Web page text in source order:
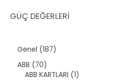
GÜÇ DEĞERLERİ
Genel 1871
ü
ABB 707
0
ABB KARTLARI 11